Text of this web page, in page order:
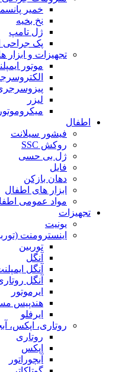
خمیر
نخ بخیه
ژل تامپ
پک جراحی
تجهیزات و ابزار
موتور
لیزر
میکروموتور
اطفال
فیشور سیلانت
روکش SSC
ژل بی حسی
فایل
دهان بازکن
ابزار های اطفال
مواد عمومی
تجهیزات
یونیت
اینسترومنت
توربین
آنگل
آنگل
آنگل
ایرموتور
هندپیس
ایرفلو
روتاری، اپکس،
روتاری
اپکس
آبچوراتور